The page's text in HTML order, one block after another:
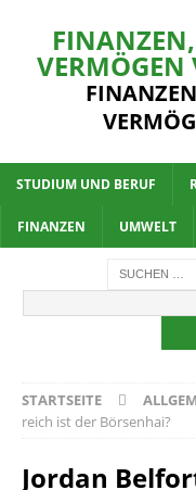
STUDIUM UND BERUF
FINANZEN UMWELT
STARTSEITE
reich ist der Börsenhai?
Jordan